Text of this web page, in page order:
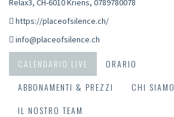
Relax3, CH-6010 Kriens, 0789780078
https://placeofsilence.ch/
info@placeofsilence.ch
CALENDARIO LIVE
ORARIO
ABBONAMENTI & PREZZI
CHI SIAMO
IL NOSTRO TEAM